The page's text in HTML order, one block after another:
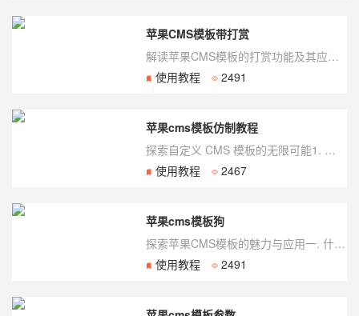
苹果CMS模板带打赏
解读苹果CMS模板的打赏功能及其应用一、什么是苹果CMS模板带打赏功能？苹果CMS是...
使用教程
2491
苹果cms模板仿制教程
探索自定义 CMS 模板的无限可能1. 开始前的准备工作在开始模板仿制之前,您需要做...
使用教程
2467
苹果cms模板狗
探索苹果CMS模板的魅力与应用一. 什么是苹果CMS?苹果CMS是一款开源的内容管理...
使用教程
2491